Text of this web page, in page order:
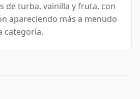
de turba, vainilla y fruta, con
apareciendo más a menudo
categoría.